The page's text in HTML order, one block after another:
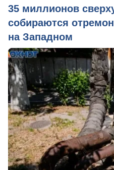
35 миллионов
собираются
на Западном